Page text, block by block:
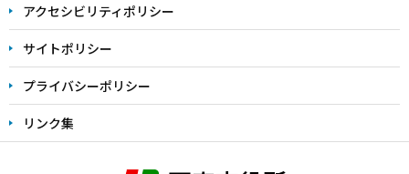
アクセシビリティポリシー
サイトポリシー
プライバシーポリシー
リンク集